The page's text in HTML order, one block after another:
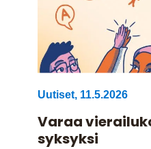
Uutiset, 11.5.2026
Varaa
syksyksi